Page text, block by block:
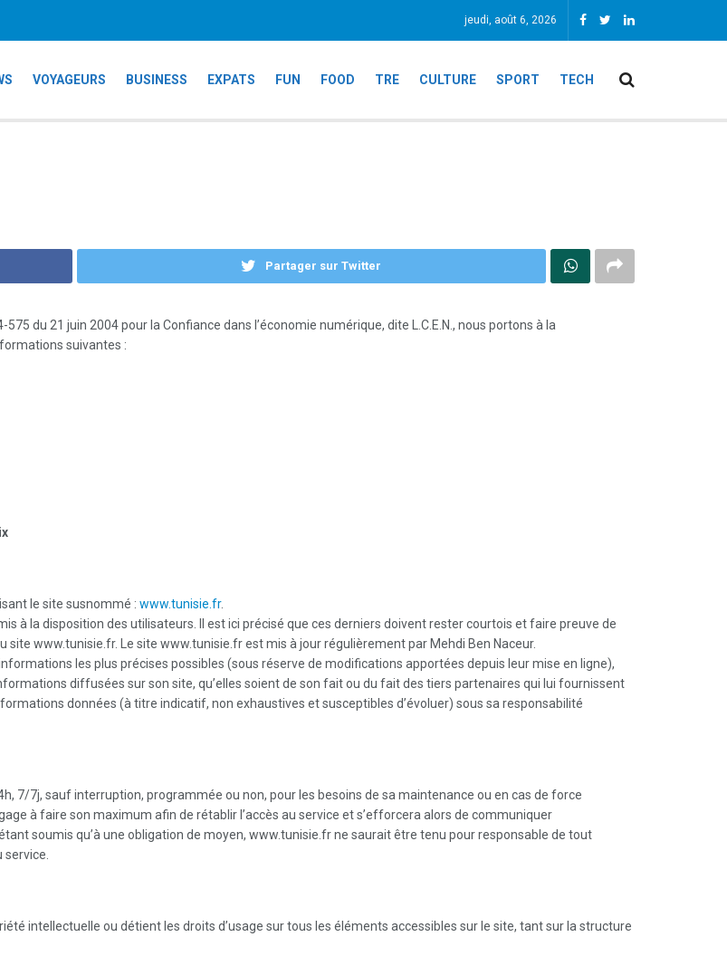
jeudi, août 6, 2026
VOYAGEURS BUSINESS EXPATS FUN FOOD TRE CULTURE SPORT TECH
Partager sur Twitter
du 21 juin 2004 pour la Confiance dans l’économie numérique, dite L.C.E.N., nous portons à la
suivantes :
le site susnommé : www.tunisie.fr.
à la disposition des utilisateurs. Il est ici précisé que ces derniers doivent rester courtois et faire preuve de
www.tunisie.fr. Le site www.tunisie.fr est mis à jour régulièrement par Mehdi Ben Naceur.
les plus précises possibles (sous réserve de modifications apportées depuis leur mise en ligne),
diffusées sur son site, qu’elles soient de son fait ou du fait des tiers partenaires qui lui fournissent
données (à titre indicatif, non exhaustives et susceptibles d’évoluer) sous sa responsabilité
7/7j, sauf interruption, programmée ou non, pour les besoins de sa maintenance ou en cas de force
à faire son maximum afin de rétablir l’accès au service et s’efforcera alors de communiquer
soumis qu’à une obligation de moyen, www.tunisie.fr ne saurait être tenu pour responsable de tout
intellectuelle ou détient les droits d’usage sur tous les éléments accessibles sur le site, tant sur la structure